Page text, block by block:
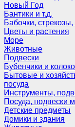
Новый Год
Бантики и т.д.
Бабочки,
Цветы и растения
Море
Животные
Подвески
Бубенчики и
Бытовые и
посуда
Инструменты,
Посуда, подвески
Детские предметы
Домики и здания